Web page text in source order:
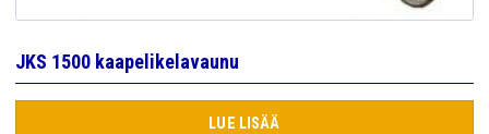
JKS 1500 kaapelikelavaunu
LUE LISÄÄ